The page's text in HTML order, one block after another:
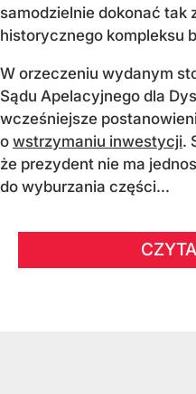
samodzielnie dokonać tak
historycznego kompleksu
W orzeczeniu wydanym
Sądu Apelacyjnego dla
wcześniejsze
o wstrzymaniu inwestycji.
że prezydent nie ma
do wyburzania części...